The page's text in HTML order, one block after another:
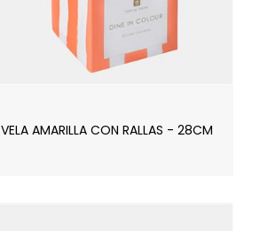
VELA AMARILLA CON RALLAS - 28CM